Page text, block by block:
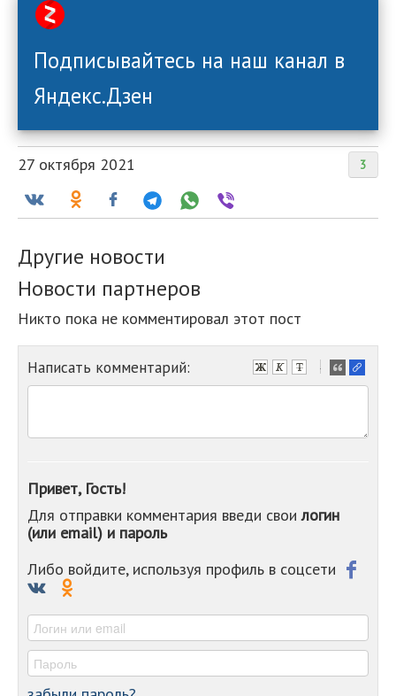
Подписывайтесь на наш канал в
Яндекс.Дзен
3
27 октября 2021
Другие новости
Новости партнеров
Никто пока не комментировал этот пост
Написать комментарий:
-
-
-
-
-
Привет, Гость!
Для отправки комментария введи своилогин
(или email) и пароль
Либо войдите, используя профиль в соцсети